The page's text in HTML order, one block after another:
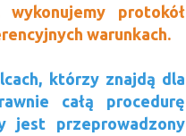
protokół
warunkach.
którzy znajdą dla
całą procedurę
jest przeprowadzony